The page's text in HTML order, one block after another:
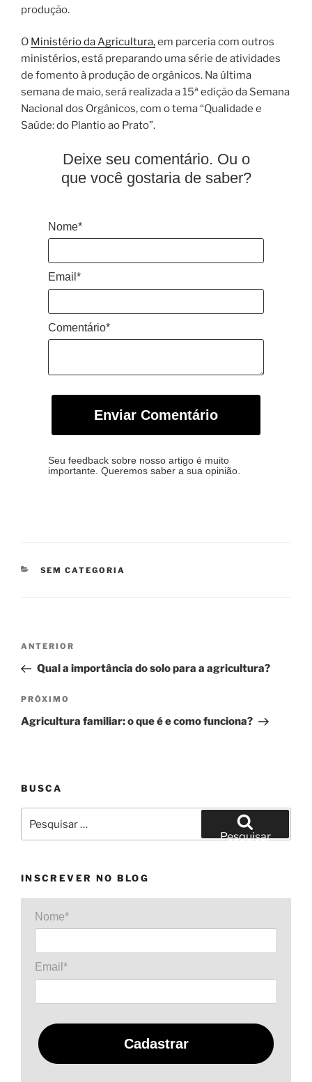
produção.
O Ministério da Agricultura,em parceria com outros
ministérios, está preparando uma série de atividades
de fomento à produção de orgânicos. Na última
semana de maio, será realizada a 15ª edição da Semana
Nacional dos Orgânicos, com o tema “Qualidade e
Saúde: do Plantio ao Prato”.
Deixe seu comentário. Ou o
que você gostaria de saber?
Nome*
Email*
Comentário*
Enviar Comentário
Seu feedback sobre nosso artigo é muito
importante. Queremos saber a sua opinião.
CATEGORIAS
SEM CATEGORIA
Navegação
Post
Post
anterior
ANTERIOR
Qual a importância do solo para a agricultura?
Próximo
post
PRÓXIMO
Agricultura familiar: o que é e como funciona?
BUSCA
por:
Pesquisar
INSCREVER NO BLOG
Nome*
Email*
Cadastrar